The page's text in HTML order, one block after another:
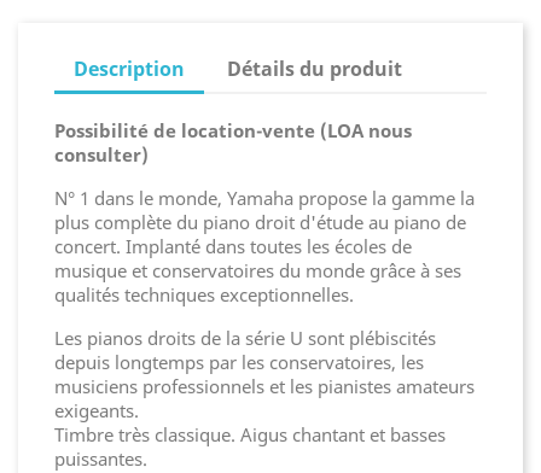
Description Détails du produit
Possibilité de location-vente (LOA nous
consulter)
N° 1 dans le monde, Yamaha propose la gamme la
plus complète du piano droit d'étude au piano de
concert. Implanté dans toutes les écoles de
musique et conservatoires du monde grâce à ses
qualités techniques exceptionnelles.
Les pianos droits de la série U sont plébiscités
depuis longtemps par les conservatoires, les
musiciens professionnels et les pianistes amateurs
exigeants.
Timbre très classique. Aigus chantant et basses
puissantes.